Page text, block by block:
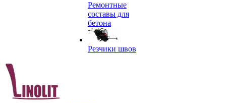
Ремонтные
составы для
бетона
Резчики швов